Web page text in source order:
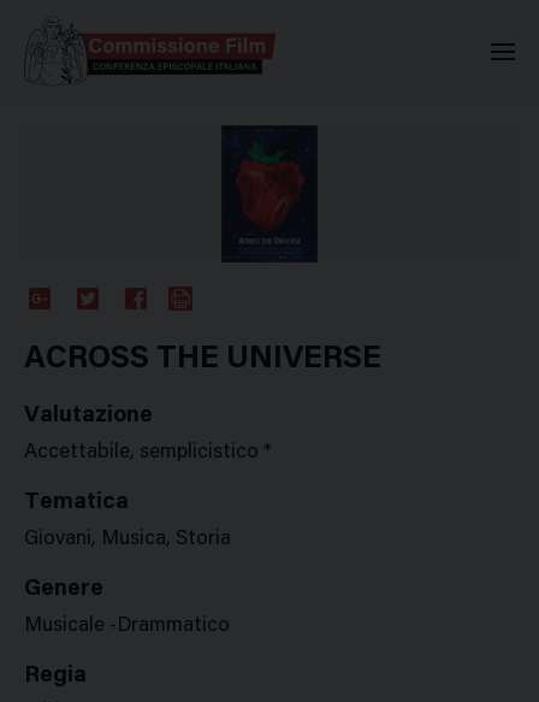
Plus
ACROSS THE UNIVERSE
Valutazione
Accettabile, semplicistico *
Tematica
Giovani, Musica, Storia
Genere
Musicale -Drammatico
Regia